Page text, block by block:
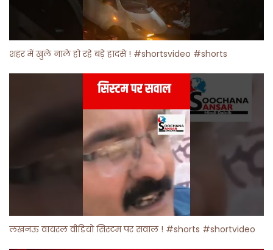
शहर में खुले नाले हो रहे बड़े हादसे ! #shortsvideo #shorts
लखनऊ वायरल वीडियो सिस्टम पर सवाल ! #shorts #shortvideo